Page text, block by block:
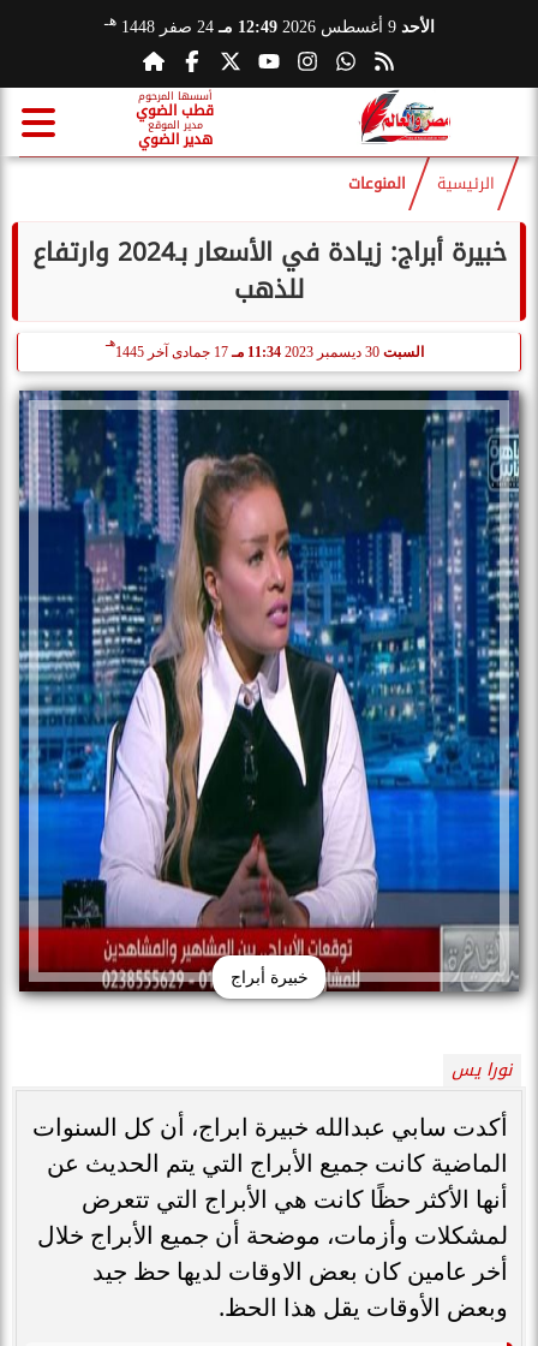
الأحد 9 أغسطس 2026 12:49 مـ 24 صفر 1448 هـ
أسسها المرحوم
قطب الضوي
مدير الموقع
هدير الضوي
الرئيسية المنوعات
خبيرة أبراج: زيادة في الأسعار بـ2024 وارتفاع
للذهب
السبت 30 ديسمبر 2023 11:34 مـ 17 جمادى آخر 1445
هـ
خبيرة أبراج
نورا يس
أكدت سابي عبدالله خبيرة ابراج، أن كل السنوات
الماضية كانت جميع الأبراج التي يتم الحديث عن
أنها الأكثر حظًا كانت هي الأبراج التي تتعرض
لمشكلات وأزمات، موضحة أن جميع الأبراج خلال
أخر عامين كان بعض الاوقات لديها حظ جيد
وبعض الأوقات يقل هذا الحظ.